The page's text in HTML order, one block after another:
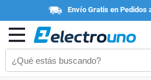
Envío Gratis en Pedidos